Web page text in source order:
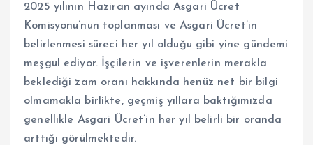
2025 yılının Haziran ayında Asgari Ücret
Komisyonu’nun toplanması ve Asgari Ücret’in
belirlenmesi süreci her yıl olduğu gibi yine gündemi
meşgul ediyor. İşçilerin ve işverenlerin merakla
beklediği zam oranı hakkında henüz net bir bilgi
olmamakla birlikte, geçmiş yıllara baktığımızda
genellikle Asgari Ücret’in her yıl belirli bir oranda
arttığı görülmektedir.